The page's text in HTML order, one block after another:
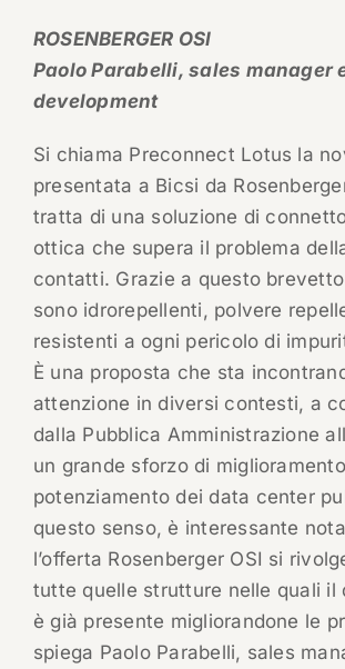
ROSENBERGER OSI
Paolo Parabelli, sales manager
development
Si chiama Preconnect Lotus la
presentata a Bicsi da
tratta di una soluzione di
ottica che supera il problema
contatti. Grazie a questo
sono idrorepellenti, polvere
resistenti a ogni pericolo di
È una proposta che sta
attenzione in diversi contesti, a
dalla Pubblica Amministrazione
un grande sforzo di
potenziamento dei data center
questo senso, è interessante
l’offerta Rosenberger OSI si
tutte quelle strutture nelle quali il
è già presente migliorandone le
spiega Paolo Parabelli, sales